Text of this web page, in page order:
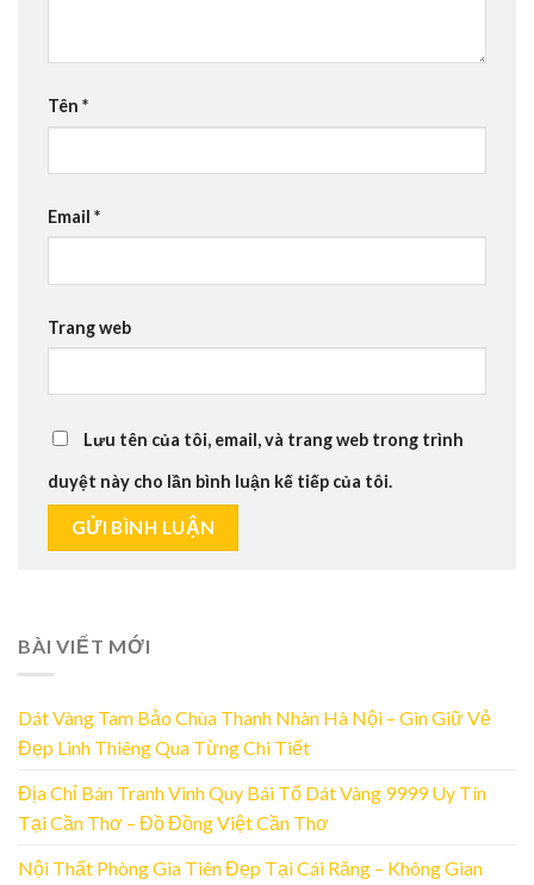
Tên *
Email *
Trang web
Lưu tên của tôi, email, và trang web trong trình
duyệt này cho lần bình luận kế tiếp của tôi.
BÀI VIẾT MỚI
Dát Vàng Tam Bảo Chùa Thanh Nhàn Hà Nội – Gìn Giữ Vẻ
Đẹp Linh Thiêng Qua Từng Chi Tiết
Địa Chỉ Bán Tranh Vinh Quy Bái Tổ Dát Vàng 9999 Uy Tín
Tại Cần Thơ – Đồ Đồng Việt Cần Thơ
Nội Thất Phòng Gia Tiên Đẹp Tại Cái Răng – Không Gian